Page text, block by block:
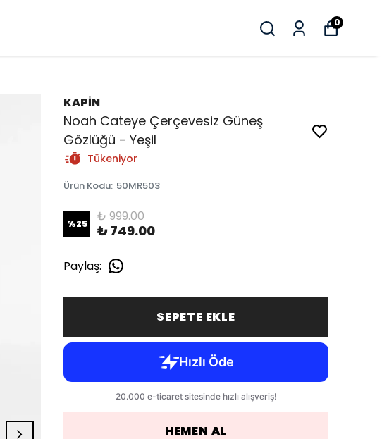
0
KAPİN
Noah Cateye Çerçevesiz Güneş
Gözlüğü - Yeşil
Tükeniyor
Ürün Kodu: 50MR503
%25 ₺ 999.00
₺ 749.00
Paylaş:
SEPETE EKLE
HEMEN AL